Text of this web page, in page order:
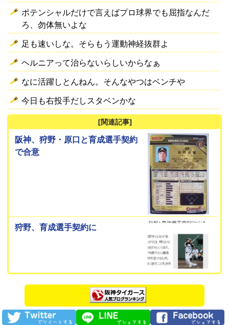
ポテンシャルだけで言えばプロ球界でも屈指なんだ
ろ、勿体無いよな
足も速いしな。そらもう運動神経抜群よ
ヘルニアって治らないらしいからなぁ
なに活躍しとんねん。そんなやつはベンチや
今日も右投手だしスタベンかな
[関連記事]
阪神、狩野・原口と育成選手契約
で合意
狩野、育成選手契約に